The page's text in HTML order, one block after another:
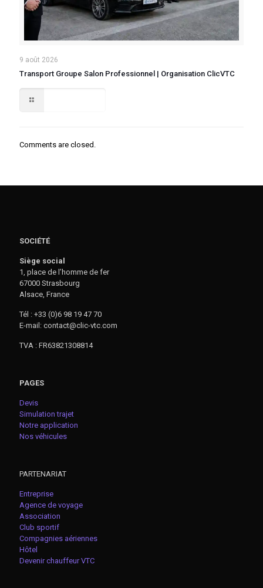
9 août 2026
Transport Groupe Salon Professionnel | Organisation ClicVTC
Comments are closed.
SOCIÉTÉ
Siège social
1, place de l’homme de fer
67000 Strasbourg
Alsace, France
Tél : +33 (0)6 98 19 47 70
E-mail: contact@clic-vtc.com
TVA : FR63821308814
PAGES
Devis
Simulation trajet
Notre application
Nos véhicules
PARTENARIAT
Entreprise
Agence de voyage
Association
Club sportif
Compagnies aériennes
Hôtel
Devenir chauffeur VTC